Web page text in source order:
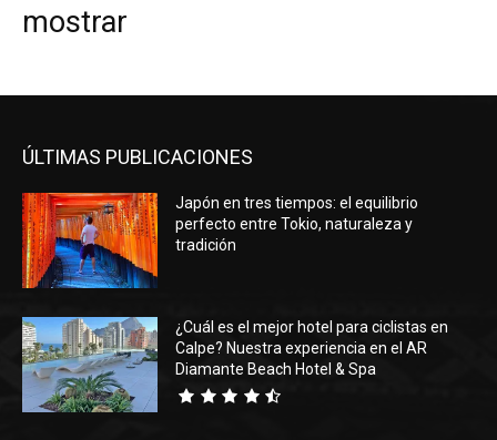
Eyes
mostrar
ÚLTIMAS PUBLICACIONES
Japón en tres tiempos: el equilibrio
perfecto entre Tokio, naturaleza y
tradición
¿Cuál es el mejor hotel para ciclistas en
Calpe? Nuestra experiencia en el AR
Diamante Beach Hotel & Spa